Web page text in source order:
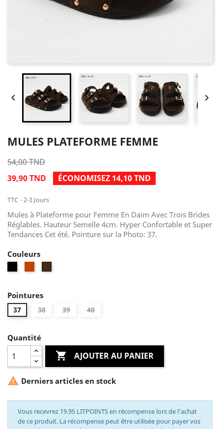
 
MULES PLATEFORME FEMME
54,00 TND
39,90 TND
ÉCONOMISEZ 14,10 TND
TTC 2-3 Jours
Mules à Plateforme pour Femme En Daim Avec Trois Brides
Réglables. Hauteur Semelle 4cm. Hyper Confortable et Super
Tendances Cet été. Pointure sur la Photo: 37.
Couleurs
Pointures
37 38 39 40
Quantité
 AJOUTER AU PANIER
 Derniers articles en stock
Vous recevrez 19.95 LITPOINTS en récompense lors de l'achat
de ce produit. La récompense peut être utilisée pour payer vos